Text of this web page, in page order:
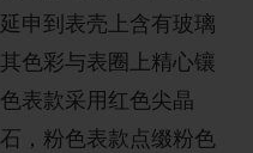
申到表壳上含有玻璃
色彩与表圈上精心镶
表款采用红色尖晶
，粉色表款点缀粉色